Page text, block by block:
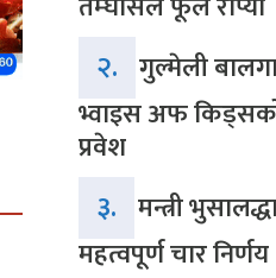
२. गुल्मेली
भ्वाइस अफ
प्रवेश
३. मन्त्री
महत्वपूर्ण चार निर्णय